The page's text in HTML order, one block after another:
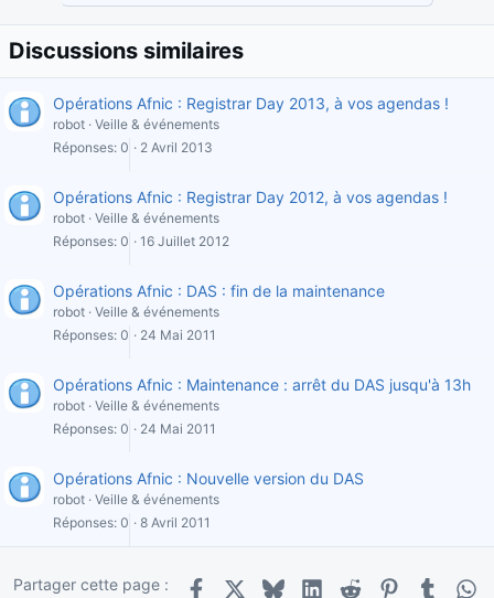
i
Discussions similaires
Opérations Afnic : Registrar Day 2013, à vos agendas !
robot Veille & événements
Réponses 0 2 Avril 2013
Opérations Afnic : Registrar Day 2012, à vos agendas !
robot Veille & événements
Réponses 0 16 Juillet 2012
Opérations Afnic : DAS : fin de la maintenance
robot Veille & événements
Réponses 0 24 Mai 2011
Opérations Afnic : Maintenance : arrêt du DAS jusqu'à 13h
robot Veille & événements
Réponses 0 24 Mai 2011
Opérations Afnic : Nouvelle version du DAS
robot Veille & événements
Réponses 0 8 Avril 2011
Partager cette page :